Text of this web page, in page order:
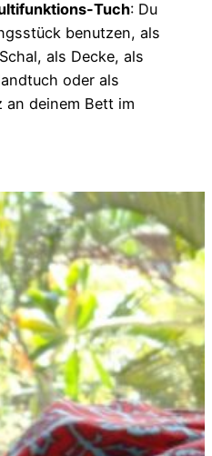
Tuch: Du
benutzen, als
als Decke, als
oder als
deinem Bett im